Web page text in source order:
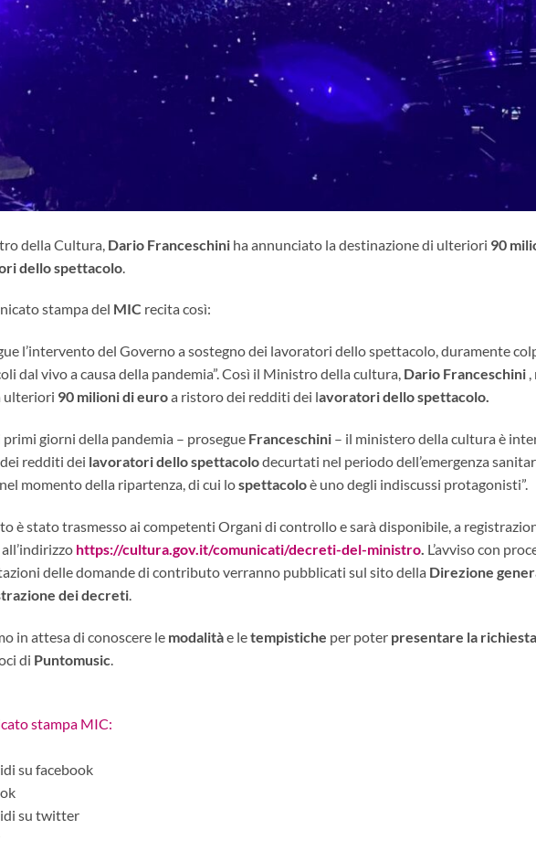
della Cultura, Dario Franceschini ha annunciato la destinazione di ulteriori 90
dello spettacolo
stampa del MIC recita così:
l’intervento del Governo a sostegno dei lavoratori dello spettacolo, duramente
dal vivo a causa della pandemia”. Così il Ministro della cultura, Dario Franceschini
ulteriori 90 milioni di euroa ristoro dei redditi dei lavoratori dello spettacolo.
primi giorni della pandemia – prosegue Franceschini – il ministero della cultura è
redditi dei lavoratori dello spettacolodecurtati nel periodo dell’emergenza
momento della ripartenza, di cui lospettacoloè uno degli indiscussi protagonisti”.
è stato trasmesso ai competenti Organi di controllo e sarà disponibile, a
https://cultura.gov.it/comunicati/decreti-del-ministro L’avviso con
delle domande di contributo verranno pubblicati sul sito della Direzione
dei decreti
in attesa di conoscere le modalitàe letempistiche per poter presentare la richiesta
di Puntomusic
stampa MIC:
su facebook
su twitter